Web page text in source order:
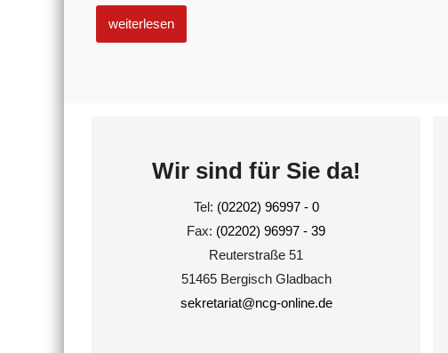
weiterlesen
Wir sind für Sie da!
Tel: (02202) 96997 - 0
Fax: (02202) 96997 - 39
Reuterstraße 51
51465 Bergisch Gladbach
sekretariat@ncg-online.de